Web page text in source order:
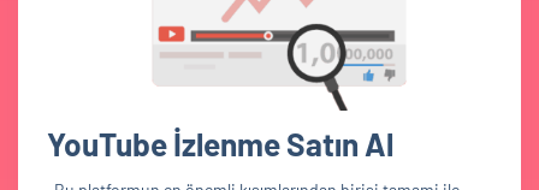
YouTube İzlenme Satın Al